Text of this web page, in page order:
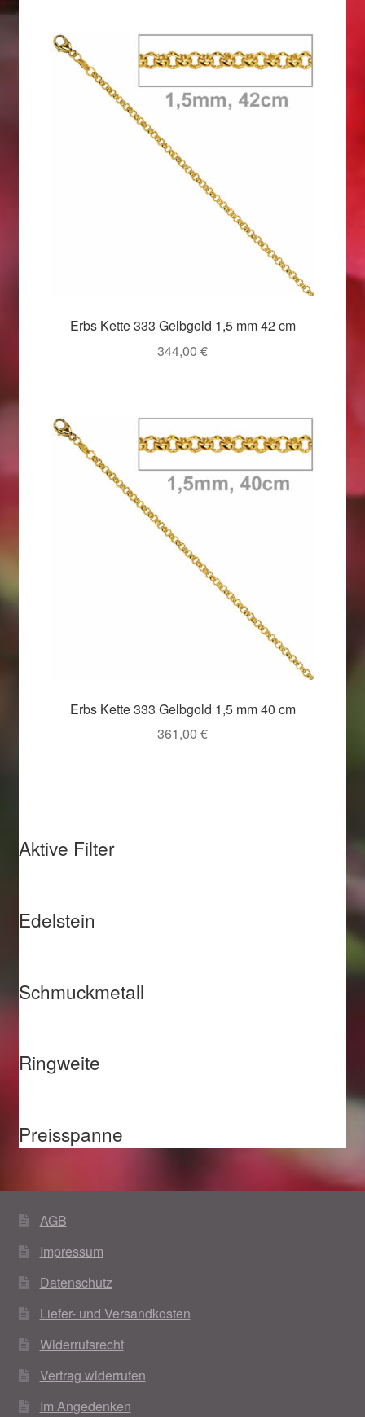
Weihnachtsangebote 2020
Weihnachtsangebote 2021
Woocommerce Predictive Search
Erbs Kette 333 Gelbgold 1,5 mm 42 cm
344,00 €
Erbs Kette 333 Gelbgold 1,5 mm 40 cm
361,00 €
Aktive Filter
Edelstein
Schmuckmetall
Ringweite
Preisspanne
AGB
Impressum
Datenschutz
Liefer- und Versandkosten
Widerrufsrecht
Vertrag widerrufen
Im Angedenken